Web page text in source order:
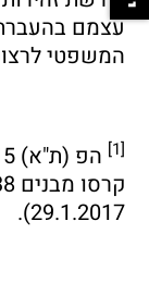
עצמם
המשפטי
[1]
29.1.2017).